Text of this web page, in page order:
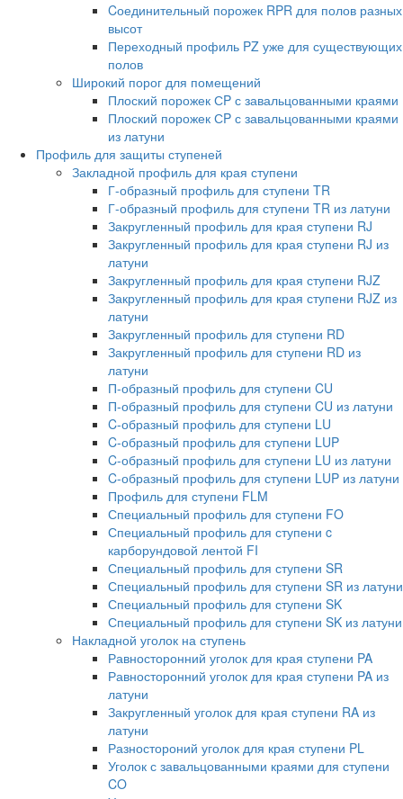
Cоединительный порожек RPR для полов разных
высот
Переходный профиль PZ уже для существующих
полов
Широкий порог для помещений
Плоский порожек СP с завальцованными краями
Плоский порожек СP с завальцованными краями
из латуни
Профиль для защиты ступеней
Закладной профиль для края ступени
Г-образный профиль для ступени TR
Г-образный профиль для ступени TR из латуни
Закругленный профиль для края ступени RJ
Закругленный профиль для края ступени RJ из
латуни
Закругленный профиль для края ступени RJZ
Закругленный профиль для края ступени RJZ из
латуни
Закругленный профиль для ступени RD
Закругленный профиль для ступени RD из
латуни
П-образный профиль для ступени CU
П-образный профиль для ступени CU из латуни
C-образный профиль для ступени LU
C-образный профиль для ступени LUP
C-образный профиль для ступени LU из латуни
C-образный профиль для ступени LUP из латуни
Профиль для ступени FLM
Специальный профиль для ступени FO
Специальный профиль для ступени c
карборундовой лентой FI
Специальный профиль для ступени SR
Специальный профиль для ступени SR из латуни
Специальный профиль для ступени SK
Специальный профиль для ступени SK из латуни
Накладной уголок на ступень
Равносторонний уголок для края ступени PA
Равносторонний уголок для края ступени PA из
латуни
Закругленный уголок для края ступени RA из
латуни
Разностороний уголок для края ступени PL
Уголок с завальцованными краями для ступени
CO